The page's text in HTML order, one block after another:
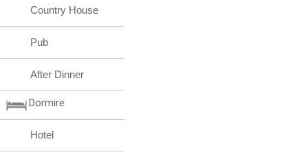
Country House
Pub
After Dinner
Dormire
Hotel